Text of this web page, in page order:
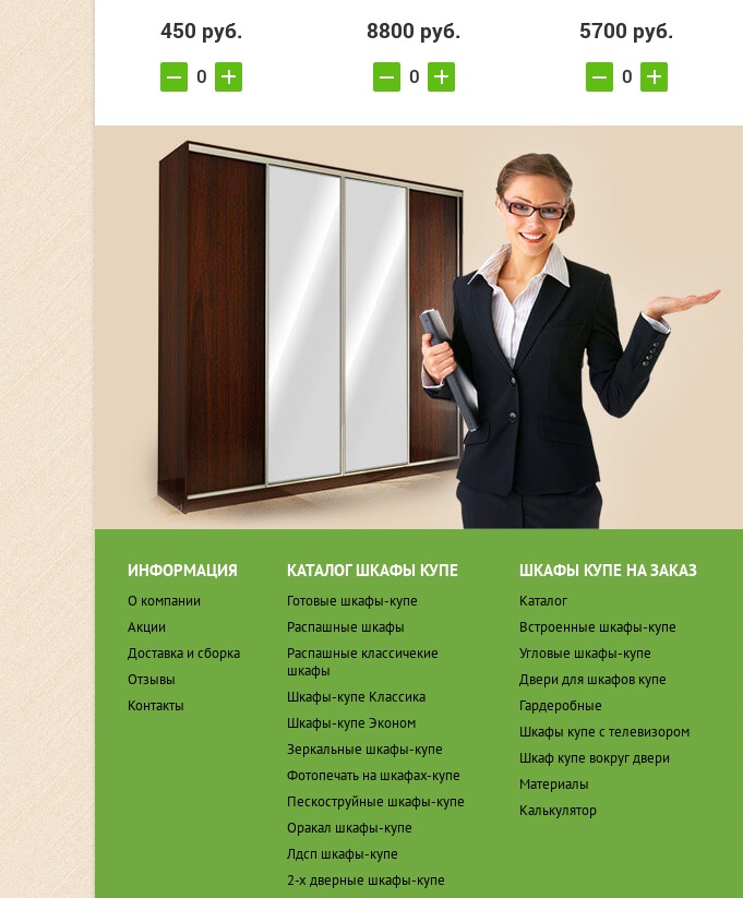
450 руб. 8800 руб. 5700 руб.
ИНФОРМАЦИЯ
О компании
Акции
Доставка и сборка
Отзывы
Контакты
КАТАЛОГ ШКАФЫ КУПЕ
Готовые шкафы-купе
Распашные шкафы
Распашные классичекие
шкафы
Шкафы-купе Классика
Шкафы-купе Эконом
Зеркальные шкафы-купе
Фотопечать на шкафах-купе
Пескоструйные шкафы-купе
Оракал шкафы-купе
Лдсп шкафы-купе
2-х дверные шкафы-купе
ШКАФЫ КУПЕ НА ЗАКАЗ
Каталог
Встроенные шкафы-купе
Угловые шкафы-купе
Двери для шкафов купе
Гардеробные
Шкафы купе с телевизором
Шкаф купе вокруг двери
Материалы
Калькулятор